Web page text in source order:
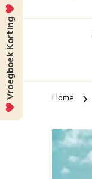
Home
Vroegboek Korting